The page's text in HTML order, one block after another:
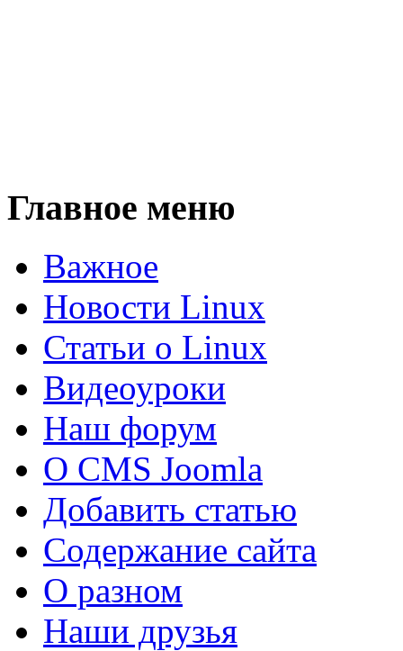
Главное меню
Важное
Новости Linux
Статьи о Linux
Видеоуроки
Наш форум
О CMS Joomla
Добавить статью
Содержание сайта
О разном
Наши друзья